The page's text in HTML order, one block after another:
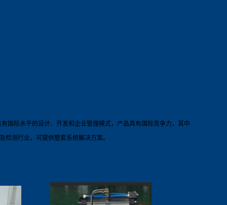
国际水平的设计、开发和企业管理模式，产品具有国际竞争力，其中
测行业，可提供整套系统解决方案。